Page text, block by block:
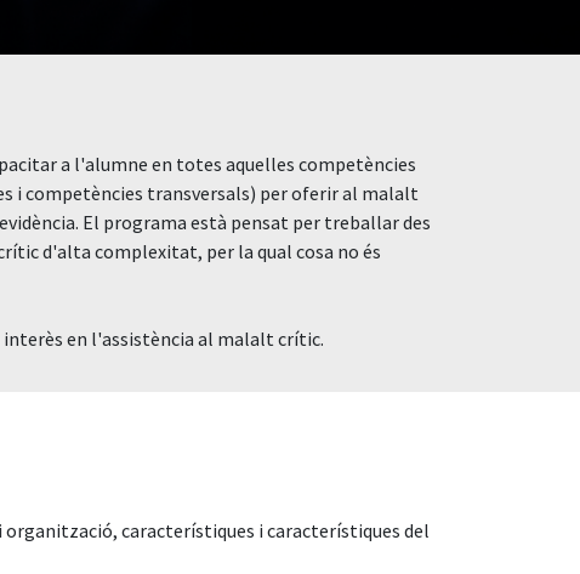
a l'alumne en totes aquelles competències
i competències transversals) per oferir al malalt
El programa està pensat per treballar des
d'alta complexitat, per la qual cosa no és
en l'assistència al malalt crític.
característiques i característiques del